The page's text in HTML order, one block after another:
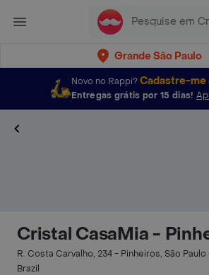
Grande São Paulo
Novo no Rappi? Cadastre-me
Entregas grátis por 15 dias!
Cristal CasaMia -
R. Costa Carvalho, 234 - Pinheiros, São
Brazil